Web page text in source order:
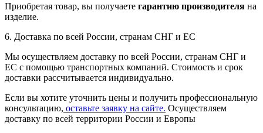
Приобретая товар, вы получаете гарантию производителя на
изделие.
6. Доставка по всей России, странам СНГ и ЕС
Мы осуществляем доставку по всей России, странам СНГ и
ЕС с помощью транспортных компаний. Стоимость и срок
доставки рассчитывается индивидуально.
Если вы хотите уточнить цены и получить профессиональную
консультацию, оставьте заявку на сайте. Осуществляем
доставку по всей территории России и Европы